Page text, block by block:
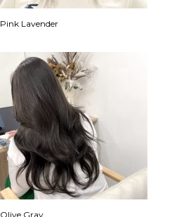
Pink Lavender
Olive Gray